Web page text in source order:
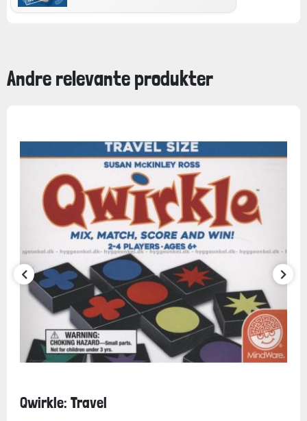
Andre relevante produkter
Qwirkle: Travel